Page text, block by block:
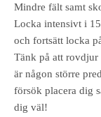
Mindre fält samt
Locka intensivt i
och fortsätt locka
Tänk på att
är någon större
försök placera dig
dig väl!